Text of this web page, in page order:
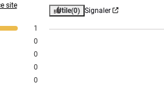
site
1
0
0
0
0
Utile(0) Signaler